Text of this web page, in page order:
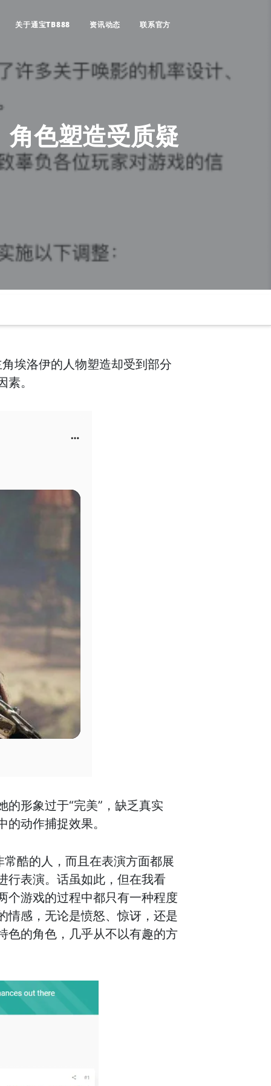
关于通宝TB888 资讯动态 联系官方
色塑造受质疑
埃洛伊的人物塑造却受到部分
。
形象过于“完美”，缺乏真实
动作捕捉效果。
酷的人，而且在表演方面都展
行表演。话虽如此，但在我看
个游戏的过程中都只有一种程度
情感，无论是愤怒、惊讶，还是
色的角色，几乎从不以有趣的方